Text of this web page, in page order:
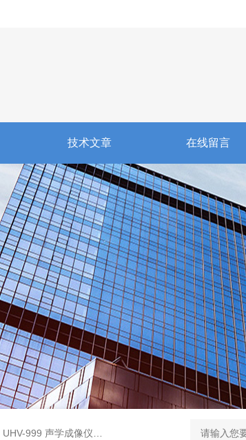
技术文章 在线留言
UHV-999 声学成像仪 UHV-995 电力综合试验车 UHV-